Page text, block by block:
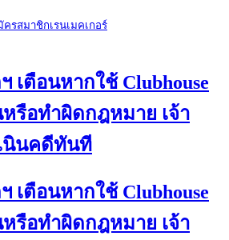
ครสมาชิกเรนเมคเกอร์
เตือนหากใช้ Clubhouse
รือทำผิดกฎหมาย เจ้า
นินคดีทันที
เตือนหากใช้ Clubhouse
รือทำผิดกฎหมาย เจ้า